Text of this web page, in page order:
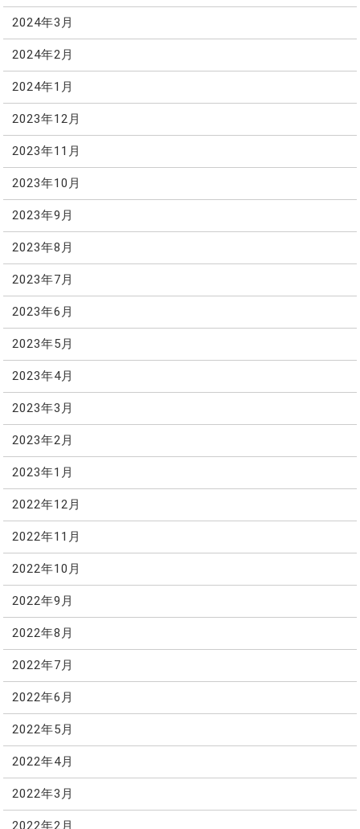
2024年3月
2024年2月
2024年1月
2023年12月
2023年11月
2023年10月
2023年9月
2023年8月
2023年7月
2023年6月
2023年5月
2023年4月
2023年3月
2023年2月
2023年1月
2022年12月
2022年11月
2022年10月
2022年9月
2022年8月
2022年7月
2022年6月
2022年5月
2022年4月
2022年3月